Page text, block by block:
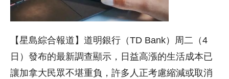
【星島綜合報道】道明銀行（TD Bank）周二（4
日）發布的最新調查顯示，日益高漲的生活成本已
讓加拿大民眾不堪重負，許多人正考慮縮減或取消